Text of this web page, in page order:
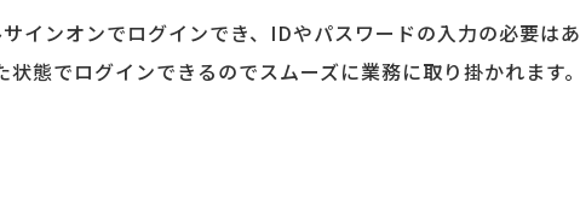
インオンでログインでき、IDやパスワードの入力の必要はあ
態でログインできるのでスムーズに業務に取り掛かれます。